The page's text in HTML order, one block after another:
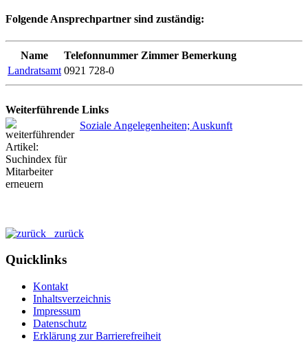
Folgende Ansprechpartner sind zuständig:
Name Telefonnummer Zimmer Bemerkung
Landratsamt 0921 728-0
Weiterführende Links
Soziale Angelegenheiten; Auskunft
zurück
Quicklinks
Kontakt
Inhaltsverzeichnis
Impressum
Datenschutz
Erklärung zur Barrierefreiheit